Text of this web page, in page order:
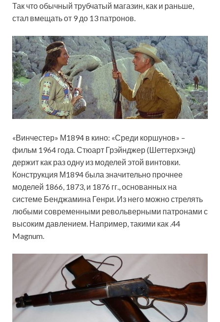
Так что обычный трубчатый магазин, как и раньше,
стал вмещать от 9 до 13 патронов.
«Винчестер» М1894 в кино: «Среди коршунов» –
фильм 1964 года. Стюарт Грэйнджер (Шеттерхэнд)
держит как раз одну из моделей этой винтовки.
Конструкция М1894 была значительно прочнее
моделей 1866, 1873, и 1876 гг., основанных на
системе Бенджамина Генри. Из него можно стрелять
любыми современными револьверными патронами с
высоким давлением. Например, такими как .44
Magnum.